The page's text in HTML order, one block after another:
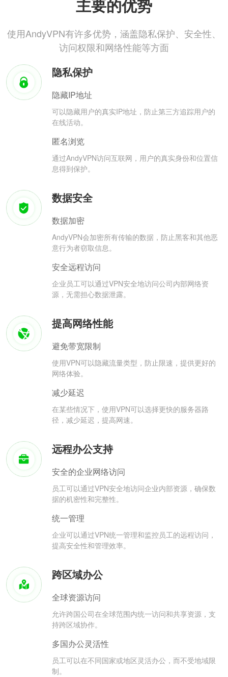
主要的优势
使用AndyVPN有许多优势，涵盖隐私保护、安全性、
访问权限和网络性能等方面
隐私保护
隐藏IP地址
可以隐藏用户的真实IP地址，防止第三方追踪用户的
在线活动。
匿名浏览
通过AndyVPN访问互联网，用户的真实身份和位置信
息得到保护。
数据安全
数据加密
AndyVPN会加密所有传输的数据，防止黑客和其他恶
意行为者窃取信息。
安全远程访问
企业员工可以通过VPN安全地访问公司内部网络资
源，无需担心数据泄露。
提高网络性能
避免带宽限制
使用VPN可以隐藏流量类型，防止限速，提供更好的
网络体验。
减少延迟
在某些情况下，使用VPN可以选择更快的服务器路
径，减少延迟，提高网速。
远程办公支持
安全的企业网络访问
员工可以通过VPN安全地访问企业内部资源，确保数
据的机密性和完整性。
统一管理
企业可以通过VPN统一管理和监控员工的远程访问，
提高安全性和管理效率。
跨区域办公
全球资源访问
允许跨国公司在全球范围内统一访问和共享资源，支
持跨区域协作。
多国办公灵活性
员工可以在不同国家或地区灵活办公，而不受地域限
制。